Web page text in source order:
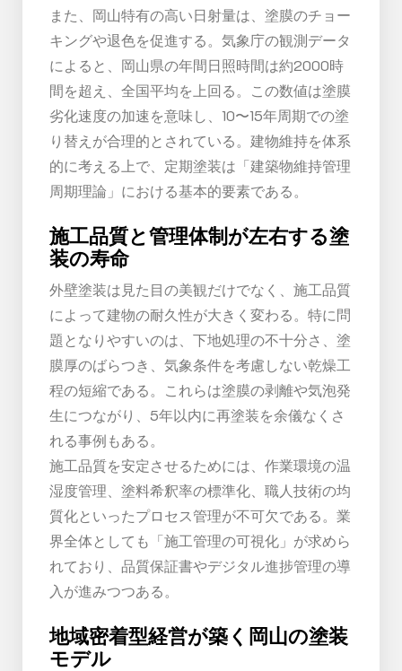
また、岡山特有の高い日射量は、塗膜のチョー
キングや退色を促進する。気象庁の観測データ
によると、岡山県の年間日照時間は約2000時
間を超え、全国平均を上回る。この数値は塗膜
劣化速度の加速を意味し、10〜15年周期での塗
り替えが合理的とされている。建物維持を体系
的に考える上で、定期塗装は「建築物維持管理
周期理論」における基本的要素である。
施工品質と管理体制が左右する塗
装の寿命
外壁塗装は見た目の美観だけでなく、施工品質
によって建物の耐久性が大きく変わる。特に問
題となりやすいのは、下地処理の不十分さ、塗
膜厚のばらつき、気象条件を考慮しない乾燥工
程の短縮である。これらは塗膜の剥離や気泡発
生につながり、5年以内に再塗装を余儀なくさ
れる事例もある。
施工品質を安定させるためには、作業環境の温
湿度管理、塗料希釈率の標準化、職人技術の均
質化といったプロセス管理が不可欠である。業
界全体としても「施工管理の可視化」が求めら
れており、品質保証書やデジタル進捗管理の導
入が進みつつある。
地域密着型経営が築く岡山の塗装
モデル